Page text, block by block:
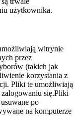
użytkownika.
witrynie
przez
(takich jak
korzystania z
Pliki te umożliwiają
się.Pliki
po
na komputerze